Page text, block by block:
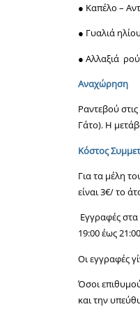
● Καπέλο –
● Γυαλιά
● Αλλαξιά
Αναχώρηση
Ραντεβού
Γάτο). Η
Κόστος
Για τα μέλη
είναι 3€/ το
Εγγραφές
19:00 έως
Οι εγγραφές
Όσοι
και την